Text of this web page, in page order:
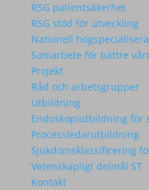
RSG patientsäkerhet
RSG stöd för utveckling
Nationell
Samarbete för bättre
Projekt
Råd och arbetsgrupper
Utbildning
Endoskopiutbildning för
Processledarutbildning
Sjukdomsklassificering
Vetenskapligt delmål ST
Kontakt